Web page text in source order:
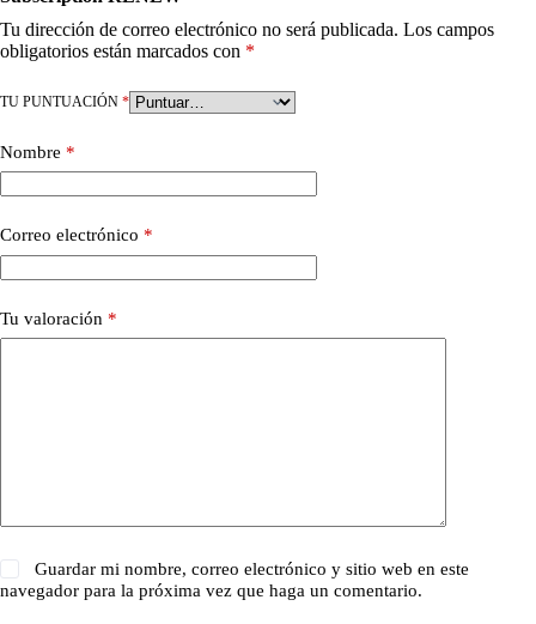
Tu dirección de correo electrónico no será publicada. Los campos
obligatorios están marcados con *
TU PUNTUACIÓN *
Nombre *
Correo electrónico *
Tu valoración *
Guardar mi nombre, correo electrónico y sitio web en este
navegador para la próxima vez que haga un comentario.